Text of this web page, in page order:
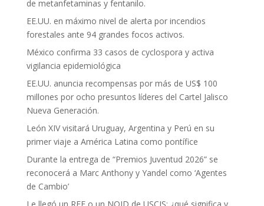
de metanfetaminas y fentanilo.
EE.UU. en máximo nivel de alerta por incendios
forestales ante 94 grandes focos activos.
México confirma 33 casos de cyclospora y activa
vigilancia epidemiológica
EE.UU. anuncia recompensas por más de US$ 100
millones por ocho presuntos líderes del Cartel Jalisco
Nueva Generación.
León XIV visitará Uruguay, Argentina y Perú en su
primer viaje a América Latina como pontífice
Durante la entrega de “Premios Juventud 2026” se
reconocerá a Marc Anthony y Yandel como ‘Agentes
de Cambio’